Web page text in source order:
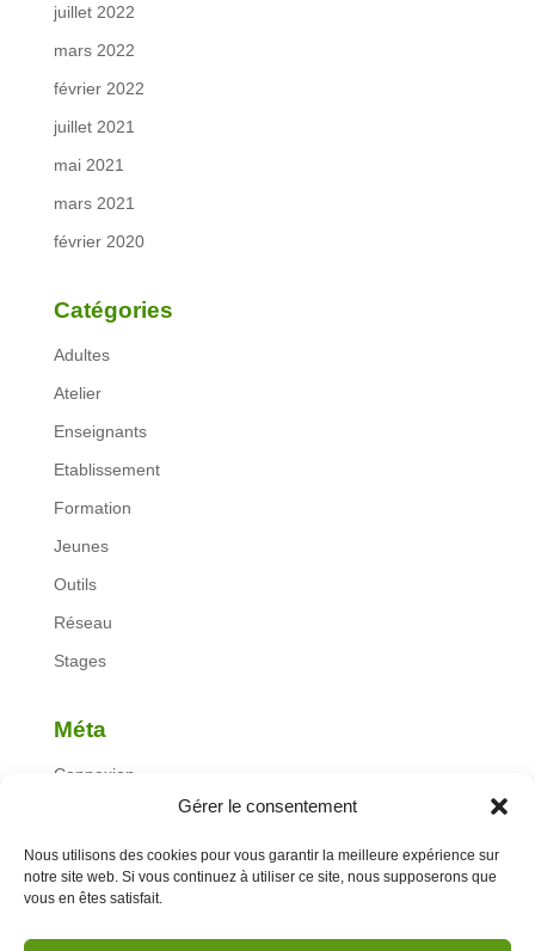
Gérer le consentement
Nous utilisons des cookies pour vous garantir la meilleure expérience sur
notre site web. Si vous continuez à utiliser ce site, nous supposerons que
vous en êtes satisfait.
juillet 2022
mars 2022
février 2022
juillet 2021
mai 2021
mars 2021
février 2020
Catégories
Adultes
Atelier
Enseignants
Etablissement
Formation
Jeunes
Outils
Réseau
Stages
Méta
Connexion
Flux des publications
Flux des commentaires
Site de WordPress-FR